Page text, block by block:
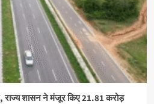
राज्य शासन ने मंजूर किए 21.81 करोड़